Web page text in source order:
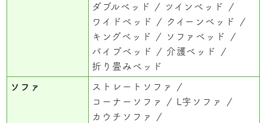
ダブルベッド
ツインベッド
ワイドベッド
クイーンベッド
キングベッド
ソファベッド
パイプベッド
介護ベッド
折り畳みベッド
ソファ
ストレートソファ
コーナーソファ
L字ソファ
カウチソファ